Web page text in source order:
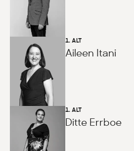
1. ALT
Aileen Itani
1. ALT
Ditte Errboe